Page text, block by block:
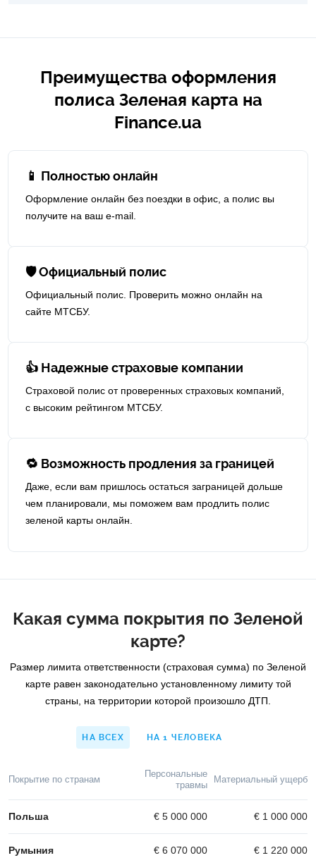
Преимущества оформления
полиса Зеленая карта на
Finance.ua
📱 Полностью онлайн
Оформление онлайн без поездки в офис, а полис вы
получите на ваш e-mail.
🛡 Официальный полис
Официальный полис. Проверить можно онлайн на
сайте МТСБУ.
👍 Надежные страховые компании
Страховой полис от проверенных страховых компаний,
с высоким рейтингом МТСБУ.
🔁 Возможность продления за границей
Даже, если вам пришлось остаться заграницей дольше
чем планировали, мы поможем вам продлить полис
зеленой карты онлайн.
Какая сумма покрытия по Зеленой
карте?
Размер лимита ответственности (страховая сумма) по Зеленой
карте равен законодательно установленному лимиту той
страны, на территории которой произошло ДТП.
НА ВСЕХ НА 1 ЧЕЛОВЕКА
Покрытие по странам
Персональные
травмы
Материальный ущерб
Польша € 5 000 000 € 1 000 000
Румыния € 6 070 000 € 1 220 000